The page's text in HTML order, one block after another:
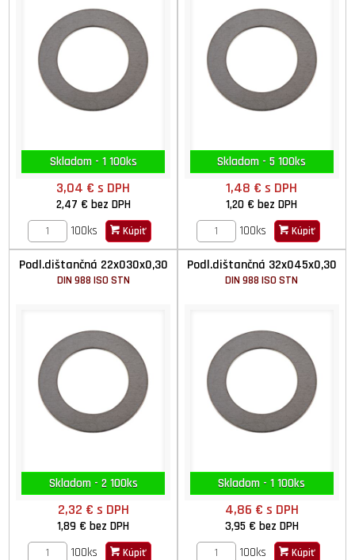
Skladom - 1 100ks
3,04 €s DPH
2,47 € bez DPH
100ks
Kúpiť
Skladom - 5 100ks
1,48 €s DPH
1,20 €bez DPH
100ks
Kúpiť
Podl.dištančná 22x030x0,30
DIN 988 ISO STN
Skladom - 2 100ks
2,32 € s DPH
1,89 €bez DPH
100ks
Kúpiť
Podl.dištančná 32x045x0,30
DIN 988 ISO STN
Skladom - 1 100ks
4,86 € s DPH
3,95 € bez DPH
100ks
Kúpiť